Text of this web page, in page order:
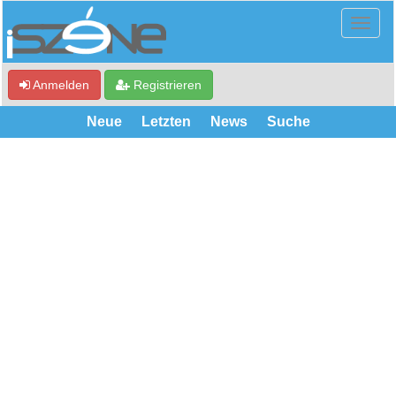
Anmelden Registrieren
Neue Letzten News Suche